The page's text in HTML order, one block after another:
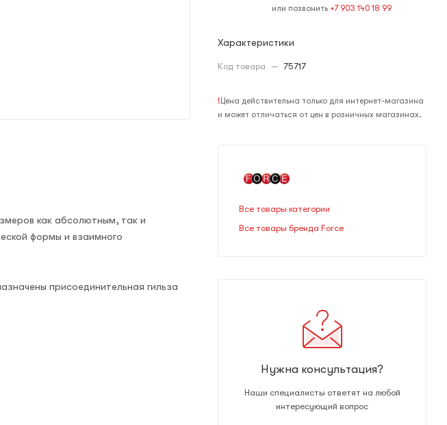
как абсолютным, так и
формы и взаимного
присоединительная гильза
или позвонить +7 903 140 18 99
Характеристики
Код товара — 75717
! Цена действительна только для интернет-магазина
и может отличаться от цен в розничных магазинах.
Все товары категории
Все товары бренда Force
Нужна консультация?
Наши специалисты ответят на любой
интересующий вопрос